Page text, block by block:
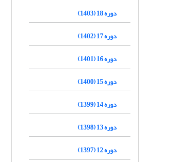
دوره 18 (1403)
دوره 17 (1402)
دوره 16 (1401)
دوره 15 (1400)
دوره 14 (1399)
دوره 13 (1398)
دوره 12 (1397)